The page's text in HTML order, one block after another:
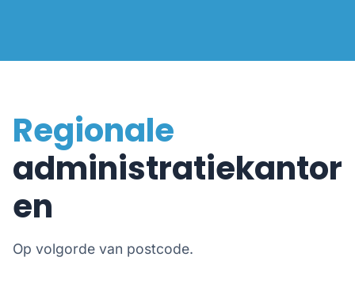
Regionale
administratiekantor
en
Op volgorde van postcode.